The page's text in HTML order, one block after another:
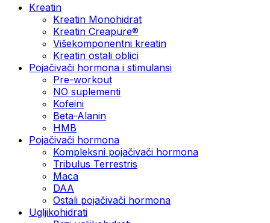
Kreatin
Kreatin Monohidrat
Kreatin Creapure®
Višekomponentni kreatin
Kreatin ostali oblici
Pojačivači hormona i stimulansi
Pre-workout
NO suplementi
Kofeini
Beta-Alanin
HMB
Pojačivači hormona
Kompleksni pojačivači hormona
Tribulus Terrestris
Maca
DAA
Ostali pojačivači hormona
Ugljikohidrati